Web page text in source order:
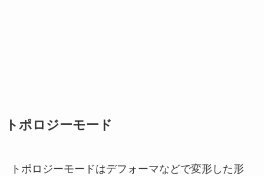
トポロジーモード
トポロジーモードはデフォーマなどで変形した形